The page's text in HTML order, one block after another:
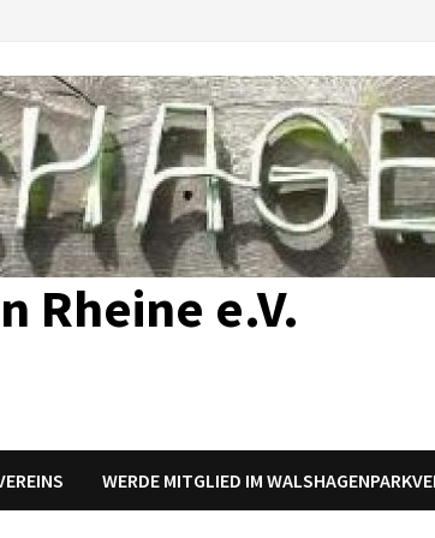
Rheine e.V.
WERDE MITGLIED IM